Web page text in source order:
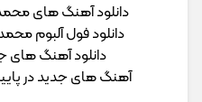
دانلود آهنگ های
دانلود فول آلبوم
دانلود آهنگ
آهنگ های جدید در